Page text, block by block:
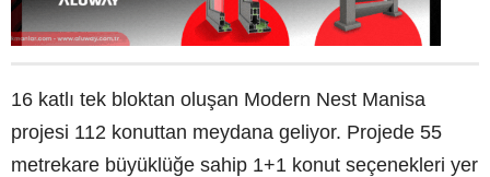
16 katlı tek bloktan oluşan Modern Nest Manisa
projesi 112 konuttan meydana geliyor. Projede 55
metrekare büyüklüğe sahip 1+1 konut seçenekleri yer